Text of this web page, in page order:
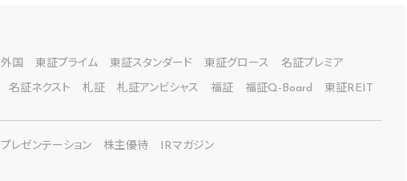
外国 東証プライム 東証スタンダード 東証グロース 名証プレミア
名証ネクスト 札証 札証アンビシャス 福証 福証Q-Board 東証REIT
プレゼンテーション 株主優待 IRマガジン